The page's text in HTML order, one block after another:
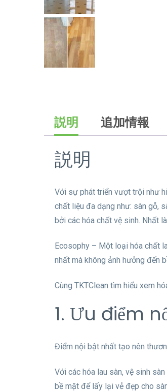
説明 追加情報
説明
Với sự phát triển vượt trội như
chất liệu đa dạng như: sàn gỗ,
bởi các hóa chất vệ sinh. Nhất
Ecosophy – Một loại hóa chất
nhất mà không ảnh hưởng đến
Cùng TKTClean tìm hiểu xem
1. Ưu điểm
Điểm nội bật nhất tạo nên
Với các hóa lau sàn, vệ sinh
bề mặt để lấy lại vẻ đẹp cho